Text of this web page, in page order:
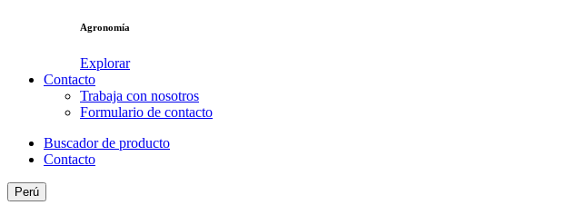
Agronomía
Explorar
Contacto
Trabaja con nosotros
Formulario de contacto
Buscador de producto
Contacto
Perú